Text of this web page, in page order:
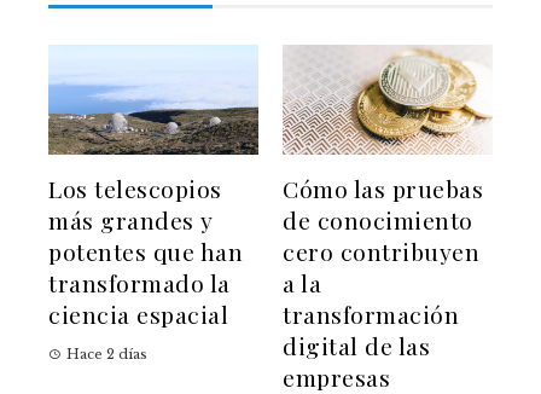
Los telescopios
más grandes y
potentes que han
transformado la
ciencia espacial
Hace 2 días
Cómo las pruebas
de conocimiento
cero contribuyen
a la
transformación
digital de las
empresas